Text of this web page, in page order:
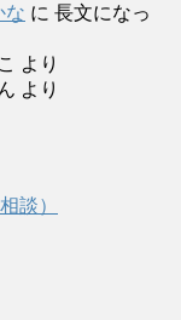
な に 長文になっ
より
より
談）